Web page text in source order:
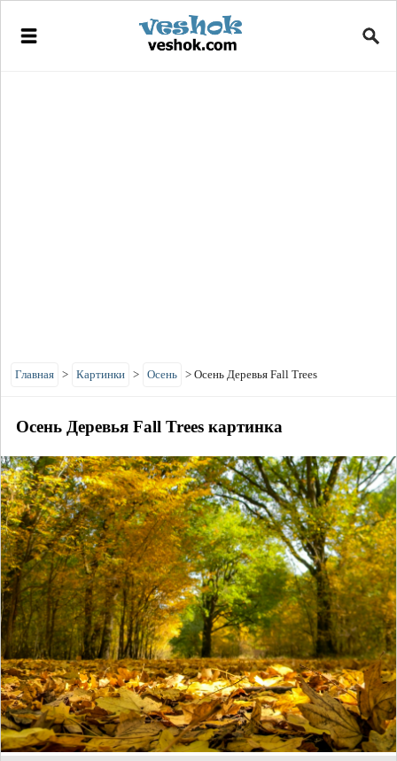
Главная > Картинки > Осень > Осень Деревья Fall Trees
Осень Деревья Fall Trees картинка